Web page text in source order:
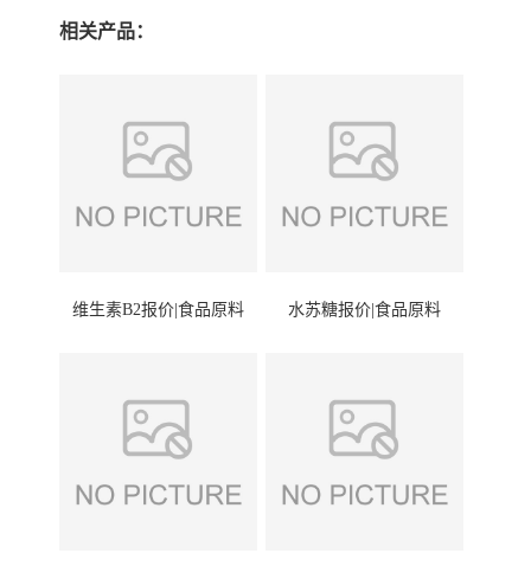
相关产品：
维生素B2报价|食品原料 水苏糖报价|食品原料